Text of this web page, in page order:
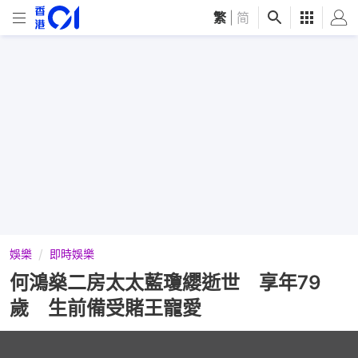
繁 简
娛樂 即時娛樂
何鴻燊二房太太藍瓊纓逝世 享年79
歲 生前備受賭王寵愛